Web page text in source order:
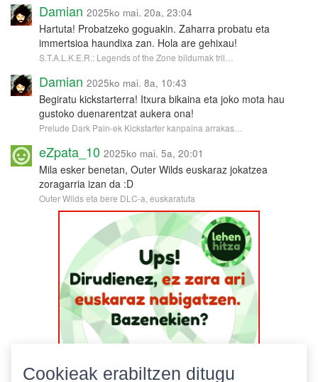
Damian 2025ko mai. 20a, 23:04
Hartuta! Probatzeko goguakin. Zaharra probatu eta
immertsioa haundixa zan. Hola are gehixau!
S.T.A.L.K.E.R.: Legends of the Zone bildumak tril…
Damian 2025ko mai. 8a, 10:43
Begiratu kickstarterra! Itxura bikaina eta joko mota hau
gustoko duenarentzat aukera ona!
Prelude Dark Pain-ek Kickstarter kanpaina arrakas…
eZpata_10 2025ko mai. 5a, 20:01
Mila esker benetan, Outer Wilds euskaraz jokatzea
zoragarria izan da :D
Outer Wilds eta bere DLC-a, euskaratuta
Cookieak erabiltzen ditugu